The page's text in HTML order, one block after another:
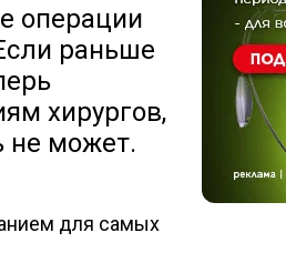
операции
раньше
хирургов,
не может.
для самых